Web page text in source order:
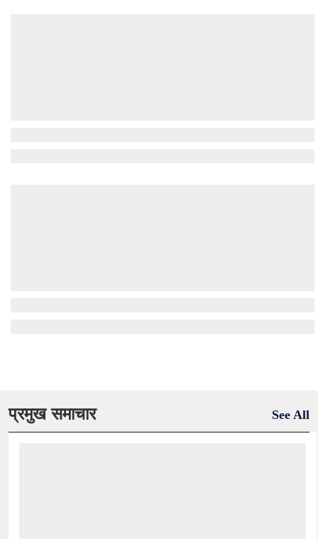
प्रमुख समाचार See All